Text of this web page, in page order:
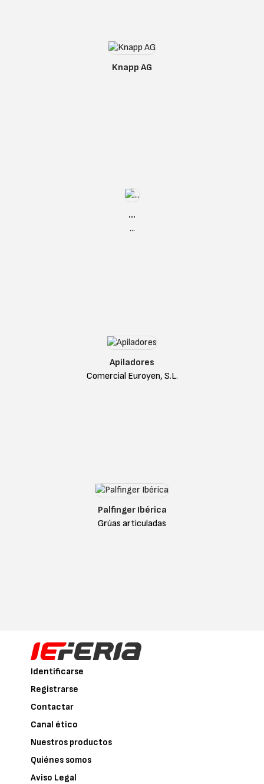
Knapp AG
...
...
Apiladores
Comercial Euroyen, S.L.
Palfinger Ibérica
Grúas articuladas
Identificarse
Registrarse
Contactar
Canal ético
Nuestros productos
Quiénes somos
Aviso Legal